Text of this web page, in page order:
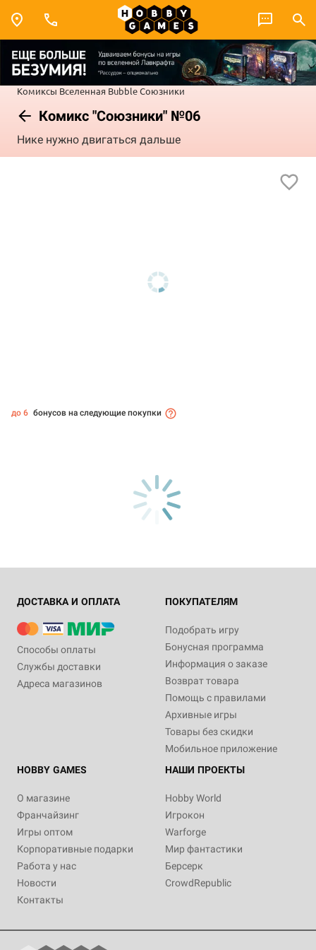
Комиксы Вселенная BubbleСоюзники
Комикс "Союзники" №06
Нике нужно двигаться дальше
до 6 бонусов на следующие покупки
ДОСТАВКА И ОПЛАТА
Способы оплаты
Службы доставки
Адреса магазинов
ПОКУПАТЕЛЯМ
Подобрать игру
Бонусная программа
Информация о заказе
Возврат товара
Помощь с правилами
Архивные игры
Товары без скидки
Мобильное приложение
HOBBY GAMES
О магазине
Франчайзинг
Игры оптом
Корпоративные подарки
Работа у нас
Новости
Контакты
НАШИ ПРОЕКТЫ
Hobby World
Игрокон
Warforge
Мир фантастики
Берсерк
CrowdRepublic